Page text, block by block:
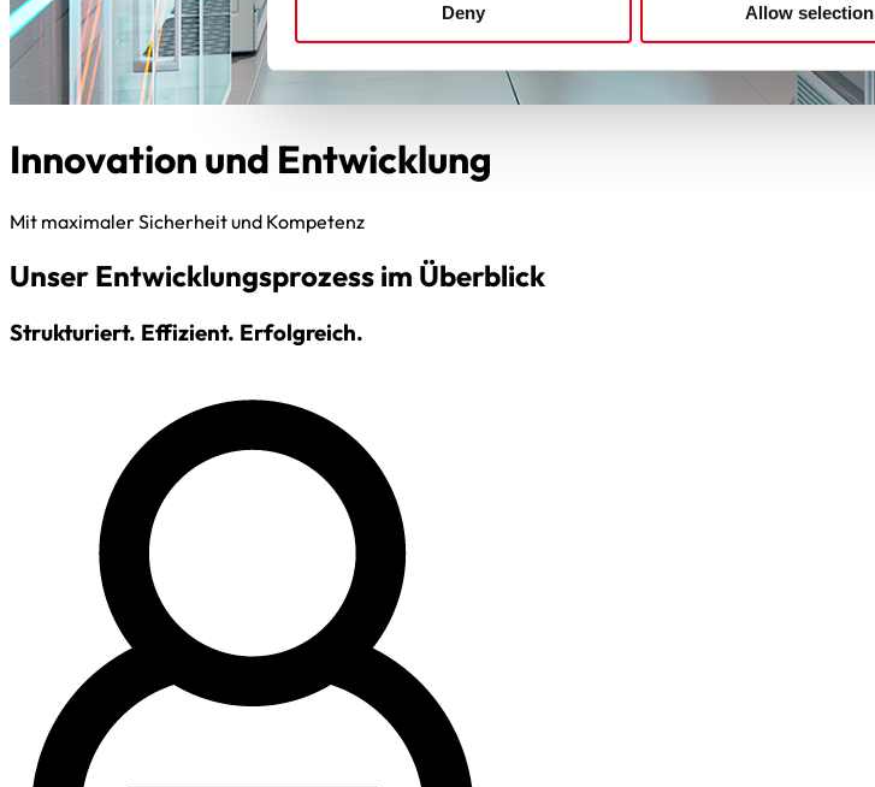
Deny Allow selection
Innovation und Entwicklung
Mit maximaler Sicherheit und Kompetenz
Unser Entwicklungsprozess im Überblick
Strukturiert. Effizient. ­Erfolgreich.